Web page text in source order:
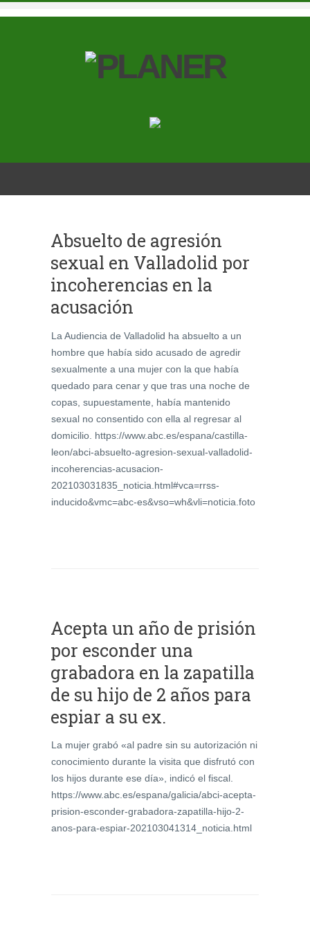
Absuelto de agresión
sexual en Valladolid por
incoherencias en la
acusación
La Audiencia de Valladolid ha absuelto a un
hombre que había sido acusado de agredir
sexualmente a una mujer con la que había
quedado para cenar y que tras una noche de
copas, supuestamente, había mantenido
sexual no consentido con ella al regresar al
domicilio. https://www.abc.es/espana/castilla-
leon/abci-absuelto-agresion-sexual-valladolid-
incoherencias-acusacion-
202103031835_noticia.html#vca=rrss-
inducido&vmc=abc-es&vso=wh&vli=noticia.foto
Acepta un año de prisión
por esconder una
grabadora en la zapatilla
de su hijo de 2 años para
espiar a su ex.
La mujer grabó «al padre sin su autorización ni
conocimiento durante la visita que disfrutó con
los hijos durante ese día», indicó el fiscal.
https://www.abc.es/espana/galicia/abci-acepta-
prision-esconder-grabadora-zapatilla-hijo-2-
anos-para-espiar-202103041314_noticia.html